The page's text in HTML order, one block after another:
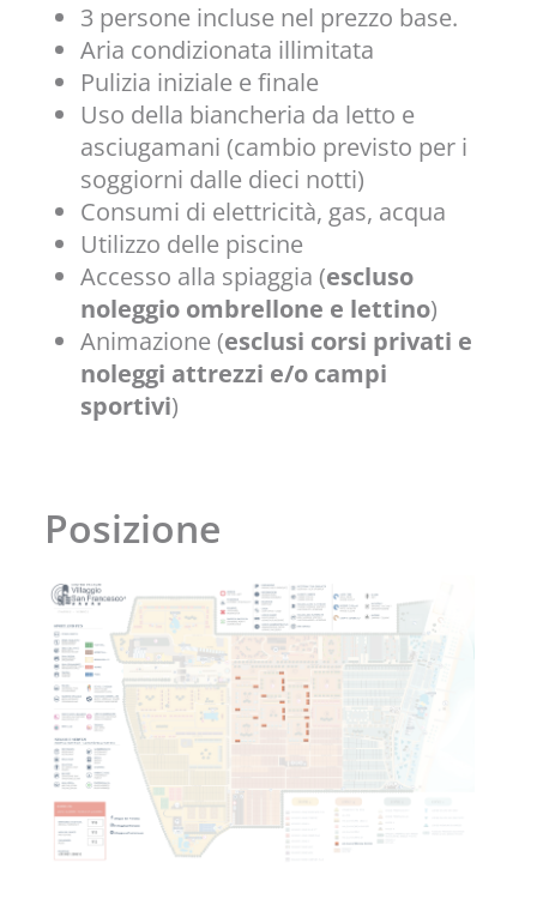
3 persone incluse nel prezzo base.
Aria condizionata illimitata
Pulizia iniziale e finale
Uso della biancheria da letto e
asciugamani (cambio previsto per i
soggiorni dalle dieci notti)
Consumi di elettricità, gas, acqua
Utilizzo delle piscine
Accesso alla spiaggia (escluso
noleggio ombrellone e lettino)
Animazione (esclusi corsi privati e
noleggi attrezzi e/o campi
sportivi)
Posizione